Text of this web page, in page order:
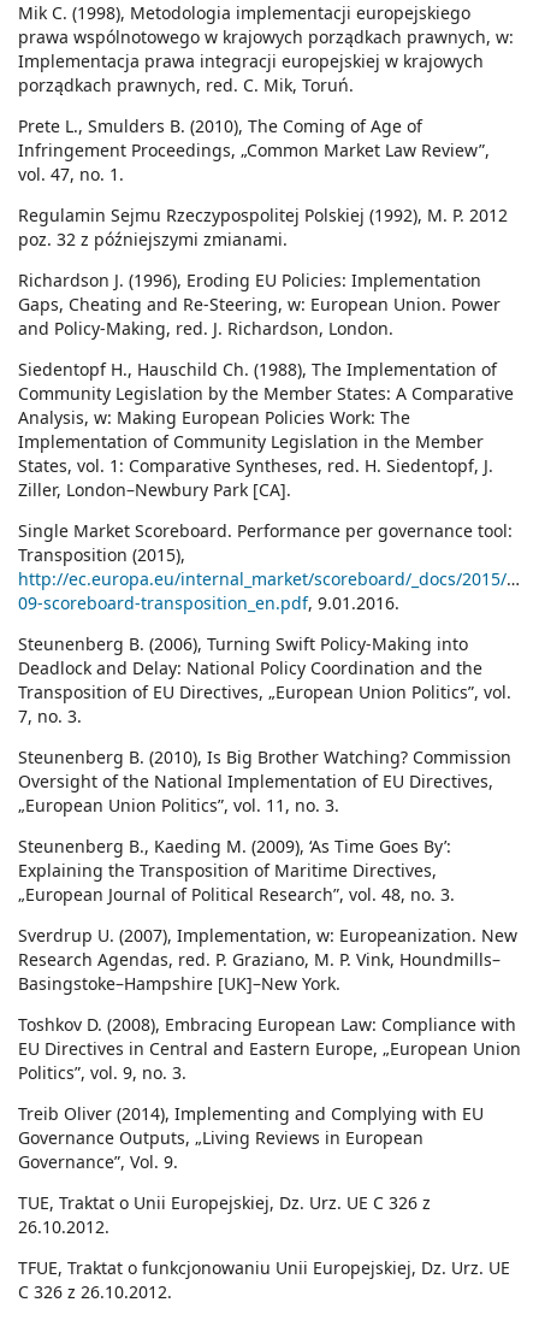
Mik C. (1998), Metodologia implementacji europejskiego
prawa wspólnotowego w krajowych porządkach prawnych, w:
Implementacja prawa integracji europejskiej w krajowych
porządkach prawnych, red. C. Mik, Toruń.
Prete L., Smulders B. (2010), The Coming of Age of
Infringement Proceedings, „Common Market Law Review”,
vol. 47, no. 1.
Regulamin Sejmu Rzeczypospolitej Polskiej (1992), M. P. 2012
poz. 32 z późniejszymi zmianami.
Richardson J. (1996), Eroding EU Policies: Implementation
Gaps, Cheating and Re-Steering, w: European Union. Power
and Policy-Making, red. J. Richardson, London.
Siedentopf H., Hauschild Ch. (1988), The Implementation of
Community Legislation by the Member States: A Comparative
Analysis, w: Making European Policies Work: The
Implementation of Community Legislation in the Member
States, vol. 1: Comparative Syntheses, red. H. Siedentopf, J.
Ziller, London–Newbury Park [CA].
Single Market Scoreboard. Performance per governance tool:
Transposition (2015),
http://ec.europa.eu/internal_market/scoreboard/_docs/2015/
09-scoreboard-transposition_en.pdf, 9.01.2016.
Steunenberg B. (2006), Turning Swift Policy-Making into
Deadlock and Delay: National Policy Coordination and the
Transposition of EU Directives, „European Union Politics”, vol.
7, no. 3.
Steunenberg B. (2010), Is Big Brother Watching? Commission
Oversight of the National Implementation of EU Directives,
„European Union Politics”, vol. 11, no. 3.
Steunenberg B., Kaeding M. (2009), ‘As Time Goes By’:
Explaining the Transposition of Maritime Directives,
„European Journal of Political Research”, vol. 48, no. 3.
Sverdrup U. (2007), Implementation, w: Europeanization. New
Research Agendas, red. P. Graziano, M. P. Vink, Houndmills–
Basingstoke–Hampshire [UK]–New York.
Toshkov D. (2008), Embracing European Law: Compliance with
EU Directives in Central and Eastern Europe, „European Union
Politics”, vol. 9, no. 3.
Treib Oliver (2014), Implementing and Complying with EU
Governance Outputs, „Living Reviews in European
Governance”, Vol. 9.
TUE, Traktat o Unii Europejskiej, Dz. Urz. UE C 326 z
26.10.2012.
TFUE, Traktat o funkcjonowaniu Unii Europejskiej, Dz. Urz. UE
C 326 z 26.10.2012.